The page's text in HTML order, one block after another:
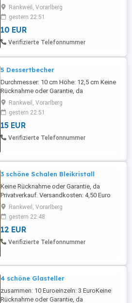
Durchmesser: 9cm Keine Rücknahme oder
Garantie, da Privatverkauf. Versandkosten:
4,75 Euro (mit Sendungsnummer) Viele
günstige Artikel (Kleidung, Spiele, Bücher)
finden sie noch auf meiner Seite!
Rankweil, Vorarlberg
gestern 22:51
10 EUR
Verifizierte Telefonnummer
5 Dessertbecher
Durchmesser: 10 cm Höhe: 12,5 cm Keine
Rücknahme oder Garantie, da
Privatverkauf. Versandkosten: 4,75 Euro
(mit Sendungsnummer) Viele günstige
Artikel (Kleidung, Spiele, Bücher) finden
sie noch auf meiner Seite!
Rankweil, Vorarlberg
gestern 22:51
15 EUR
Verifizierte Telefonnummer
3 schöne Schalen Bleikristall
Keine Rücknahme oder Garantie, da
Privatverkauf. Versandkosten: 4,50 Euro
Viele günstige Artikel (Kleidung, Spiele,
Bücher) finden sie noch auf meiner Seite!
Rankweil, Vorarlberg
gestern 22:48
12 EUR
Verifizierte Telefonnummer
4 schöne Glasteller
zusammen: 10 Euroeinzeln: 3 EuroKeine
Rücknahme oder Garantie, da